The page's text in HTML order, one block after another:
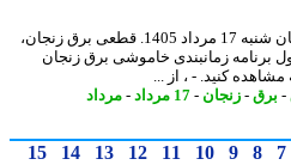
جدول قطعی برق و خاموشی برق زنجان شنبه 17 مرداد 1405. قطعی برق زنجان،
زمانبندی خاموشی برق زنجان
- زنجان-17 مرداد -مرداد
8
9
10
11
12
13
14
15